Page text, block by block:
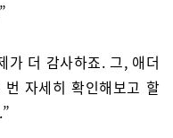
가 더 감사하죠. 그, 애더
자세히 확인해보고 할